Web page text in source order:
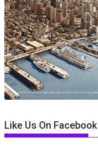
Like Us On Facebook